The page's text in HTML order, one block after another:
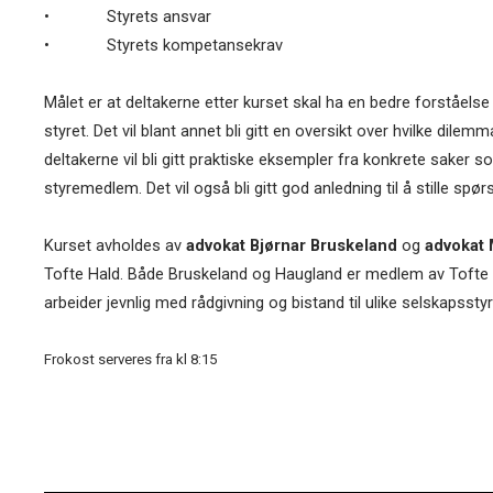
• Styrets ansvar
• Styrets kompetansekrav
Målet er at deltakerne etter kurset skal ha en bedre
styret. Det vil blant annet bli gitt en oversikt over hvilke
deltakerne vil bli gitt praktiske eksempler fra konkrete saker
styremedlem. Det vil også bli gitt god anledning til å stille
Kurset avholdes av advokat Bjørnar Bruskeland og advokat
Tofte Hald. Både Bruskeland og Haugland er medlem av
arbeider jevnlig med rådgivning og bistand til ulike
Frokost serveres fra kl 8:15